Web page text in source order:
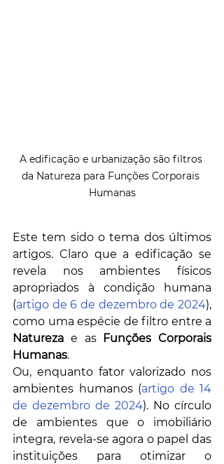
A edificação e urbanização são filtros
da Natureza para Funções Corporais
Humanas
Este tem sido o tema dos últimos
artigos. Claro que a edificação se
revela nos ambientes físicos
apropriados à condição humana
(artigo de 6 de dezembro de 2024),
Natureza e as
Funções Corporais
Humanas.
Ou, enquanto fator valorizado nos
ambientes humanos (artigo de 14
de dezembro de 2024). No círculo
de ambientes que o imobiliário
integra, revela-se agora o papel das
instituições para otimizar o